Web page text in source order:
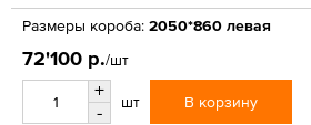
Размеры короба: 2050*860 левая
72'100 р./шт
+
-
шт В корзину